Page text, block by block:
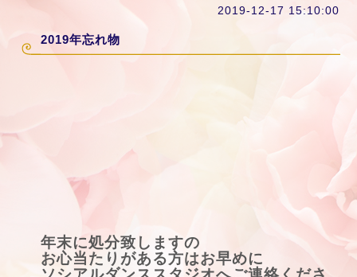
2019-12-17 15:10:00
2019年忘れ物
年末に処分致しますの
お心当たりがある方はお早めに